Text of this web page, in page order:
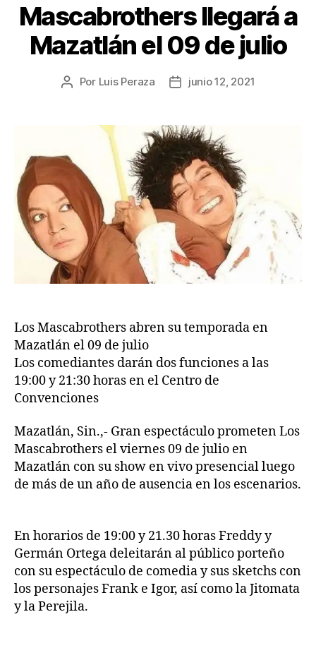
Mascabrothers llegará a
Mazatlán el 09 de julio
Por Luis Peraza junio 12, 2021
Los Mascabrothers abren su temporada en
Mazatlán el 09 de julio
Los comediantes darán dos funciones a las
19:00 y 21:30 horas en el Centro de
Convenciones
Mazatlán, Sin.,- Gran espectáculo prometen Los
Mascabrothers el viernes 09 de julio en
Mazatlán con su show en vivo presencial luego
de más de un año de ausencia en los escenarios.
En horarios de 19:00 y 21.30 horas Freddy y
Germán Ortega deleitarán al público porteño
con su espectáculo de comedia y sus sketchs con
los personajes Frank e Igor, así como la Jitomata
y la Perejila.